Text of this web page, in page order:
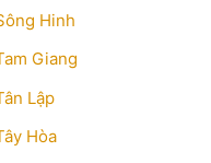
Hinh
Giang
Lập
Hòa